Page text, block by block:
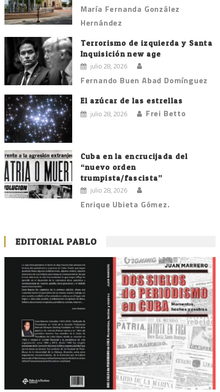
María Fernanda González
Hernández
Terrorismo de izquierda y Santa
Inquisición new age
julio 28, 2026
Fernando Buen Abad Domínguez
El azúcar de las estrellas
julio 28, 2026 Frei Betto
Cuba en la encrucijada del
“nuevo orden
trumpista/fascista”
julio 28, 2026
Enrique Ubieta Gómez.
EDITORIAL PABLO